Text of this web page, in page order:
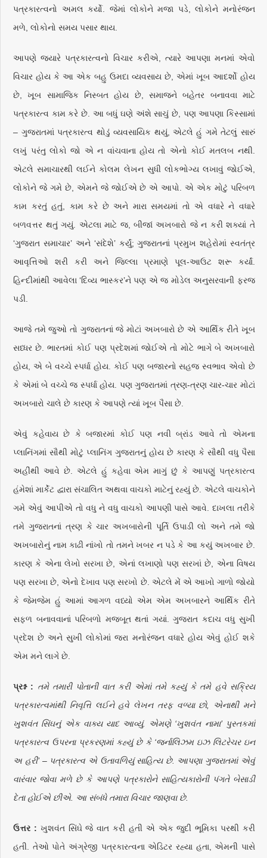
પત્રકારત્વનો અમલ કર્યો. જેમાં લોકોને મજા પડે, લોકોને મનોરંજન
મળે, લોકોનો સમય પસાર થાય.
આપણે જ્યારે પત્રકારત્વનો વિચાર કરીએ, ત્યારે આપણા મનમાં એવો
વિચાર હોય કે આ એક બહુ ઉમદા વ્યવસાય છે, એમાં ખૂબ આદર્શો હોય
છે, ખૂબ સામાજિક નિસ્બત હોય છે, સમાજને બહેતર બનાવવા માટે
પત્રકારત્વ કામ કરે છે. આ બધું ઘણે અંશે સાચું છે, પણ આપણા કિસ્સામાં
– ગુજરાતમાં પત્રકારત્વ થોડું વ્યવસાયિક થયું, એટલે હું ગમે તેટલું સારું
લખું પરંતુ લોકો જો એ ન વાંચવાના હોય તો એનો કોઈ મતલબ નથી.
એટલે સમાચારથી લઈને કોલમ લેખન સુધી લોકભોગ્ય લખાવું જોઈએ,
લોકોને જે ગમે છે, એમને જે જોઈએ છે એ આપો. એ એક મોટું પરિબળ
કામ કરતું હતું, કામ કરે છે અને મારા સમયમાં તો એ વધારે ને વધારે
બળવત્તર થતું ગયું. એટલા માટે જ, બીજાં અખબારો જે ન કરી શક્યાં તે
‘ગુજરાત સમાચાર’ અને ‘સંદેશે’ કર્યું; ગુજરાતનાં પ્રમુખ શહેરોમાં સ્વતંત્ર
આવૃત્તિઓ શરી કરી અને જિલ્લા પ્રમાણે પૂલ-આઉટ શરૂ કર્યાં.
હિન્દીમાંથી આવેલા ‘દિવ્ય ભાસ્કર’ને પણ એ જ મોડેલ અનુસરવાની ફરજ
પડી.
આજે તમે જુઓ તો ગુજરાતનાં જે મોટાં અખબારો છે એ આર્થિક રીતે ખૂબ
સધ્ધર છે. ભારતમાં કોઈ પણ પ્રદેશમાં જોઈએ તો મોટે ભાગે બે અખબારો
હોય, એ બે વચ્ચે સ્પર્ધા હોય. કોઈ પણ બજારનો સહજ સ્વભાવ એવો છે
કે એમાં બે વચ્ચે જ સ્પર્ધા હોય. પણ ગુજરાતમાં ત્રણ-ત્રણ ચાર-ચાર મોટાં
અખબારો ચાલે છે કારણ કે આપણે ત્યાં ખૂબ પૈસા છે.
એવું કહેવાય છે કે બજારમાં કોઈ પણ નવી બ્રાંડ આવે તો એમના
પ્લાનિંગમાં સૌથી મોટું પ્લાનિંગ ગુજરાતનું હોય છે કારણ કે સૌથી વધુ પૈસા
અહીંથી આવે છે. એટલે હું કહેવા એમ માગું છું કે આપણું પત્રકારત્વ
હંમેશાં માર્કેટ દ્વારા સંચાલિત અથવા વાચકો માટેનું રહ્યું છે. એટલે વાચકોને
ગમે એવું આપીએ તો વધુ ને વધુ વાચકો આપણી પાસે આવે. દાખલા તરીકે
તમે ગુજરાતનાં ત્રણ કે ચાર અખબારોની પૂર્તિ ઉપાડી લો અને તમે જો
અખબારોનું નામ કાઢી નાંખો તો તમને ખબર ન પડે કે આ કયું અખબાર છે.
કારણ કે એના લેખો સરખા છે, એનાં લખાણો પણ સરખાં છે, એના વિષય
પણ સરખા છે, એનો દેખાવ પણ સરખો છે. એટલે મેં એ આખો ગાળો જોયો
કે જેમજેમ હું આમાં આગળ વધ્યો એમ એમ અખબારને આર્થિક રીતે
સફળ બનાવવાનાં પરિબળો મજબૂત થતાં ગયાં. ગુજરાત કદાચ વધુ સુખી
પ્રદેશ છે અને સુખી લોકોમાં જરા મનોરંજન વધારે હોય એવું હોઈ શકે
એમ મને લાગે છે.
પ્રશ્ન : તમે તમારી પોતાની વાત કરી એમાં તમે કહ્યું કે તમે હવે સક્રિય
પત્રકારત્વમાંથી નિવૃત્તિ લઈને હવે લેખન તરફ વળ્યા છો, એનાથી મને
ખુશવંત સિંઘનું એક વાક્ય યાદ આવ્યું. એમણે ‘ખુશવંત નામા’ પુસ્તકમાં
પત્રકારત્વ ઉપરના પ્રકરણમાં કહ્યું છે કે ‘જર્નાલિઝમ ઇઝ લિટરેચર ઇન
અ હરી’ – પત્રકારત્વ એ ઉતાવળિયું સાહિત્ય છે. આપણા ગુજરાતમાં એવું
વારંવાર જોવા મળે છે કે આપણે પત્રકારોને સાહિત્યકારોની પંગતે બેસાડી
દેતા હોઈએ છીએ. આ સંબંધે તમારા વિચાર જાણવા છે.
ઉત્તર : ખુશવંત સિંઘે જે વાત કરી હતી એ એક જુદી ભૂમિકા પરથી કરી
હતી. તેઓ પોતે અંગ્રેજી પત્રકારત્વના એડિટર રહ્યા હતા, એમની પાસે